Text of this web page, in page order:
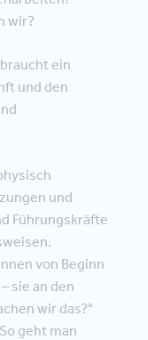
wir?
ein
und den
und
Führungskräfte
von Beginn
sie an den
wir das?"
geht man